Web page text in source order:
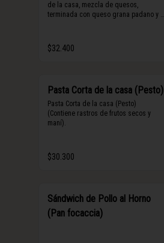
de la casa, mezcla de quesos,
terminada con queso grana padano y
$32.400
Pasta Corta de la casa (Pesto)
Pasta Corta de la casa (Pesto)
(Contiene rastros de frutos secos y
maní).
$30.300
Sándwich de Pollo al Horno
(Pan focaccia)